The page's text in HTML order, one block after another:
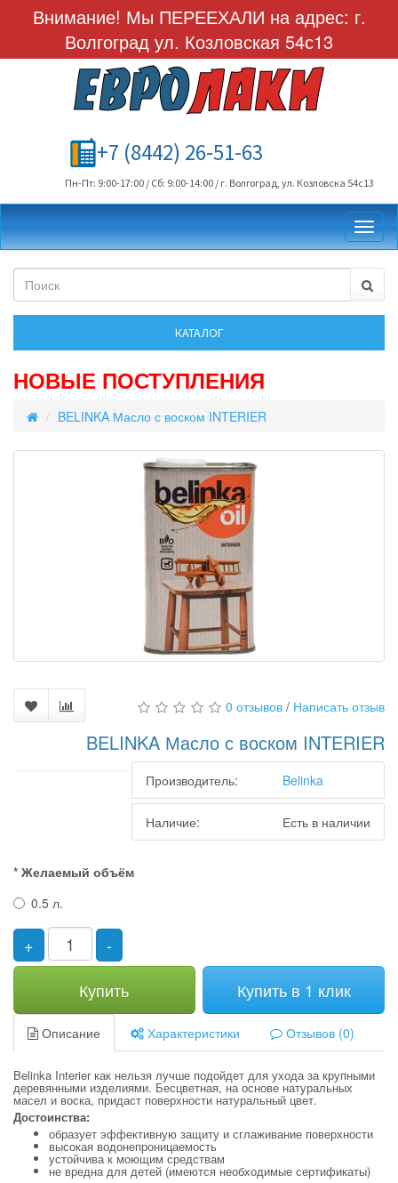
Внимание! Мы ПЕРЕЕХАЛИ на адрес: г.
Волгоград ул. Козловская 54с13
+7 (8442) 26-51-63
Пн-Пт: 9:00-17:00 / Сб: 9:00-14:00 / г. Волгоград, ул. Козловска 54с13
НОВЫЕ ПОСТУПЛЕНИЯ
BELINKA Масло с воском INTERIER
0 отзывов / Написать отзыв
BELINKA Масло с воском INTERIER
Производитель: Belinka
Наличие: Есть в наличии
Желаемый объём
0.5 л.
+
-
Купить
Купить в 1 клик
Описание Характеристики Отзывов (0)
Belinka Interier как нельзя лучше подойдет для ухода за крупными
деревянными изделиями. Бесцветная, на основе натуральных
масел и воска, придаст поверхности натуральный цвет.
Достоинства:
образует эффективную защиту и сглаживание поверхности
высокая водонепроницаемость
устойчива к моющим средствам
не вредна для детей (имеются необходимые сертификаты)